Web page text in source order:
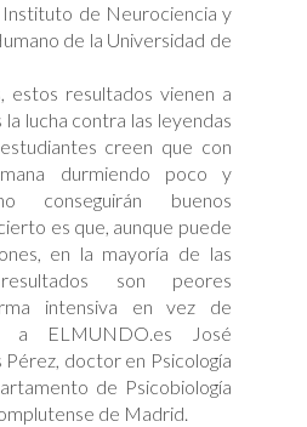
de Neurociencia y
de la Universidad de
estos resultados vienen a
lucha contra las leyendas
creen que con
durmiendo poco y
conseguirán buenos
es que, aunque puede
en la mayoría de las
son peores
intensiva en vez de
a ELMUNDO.es José
doctor en Psicología
de Psicobiología
de Madrid.